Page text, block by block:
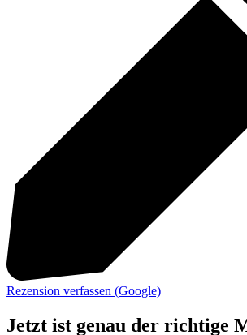
Rezension verfassen (Google)
Jetzt ist genau der richtige